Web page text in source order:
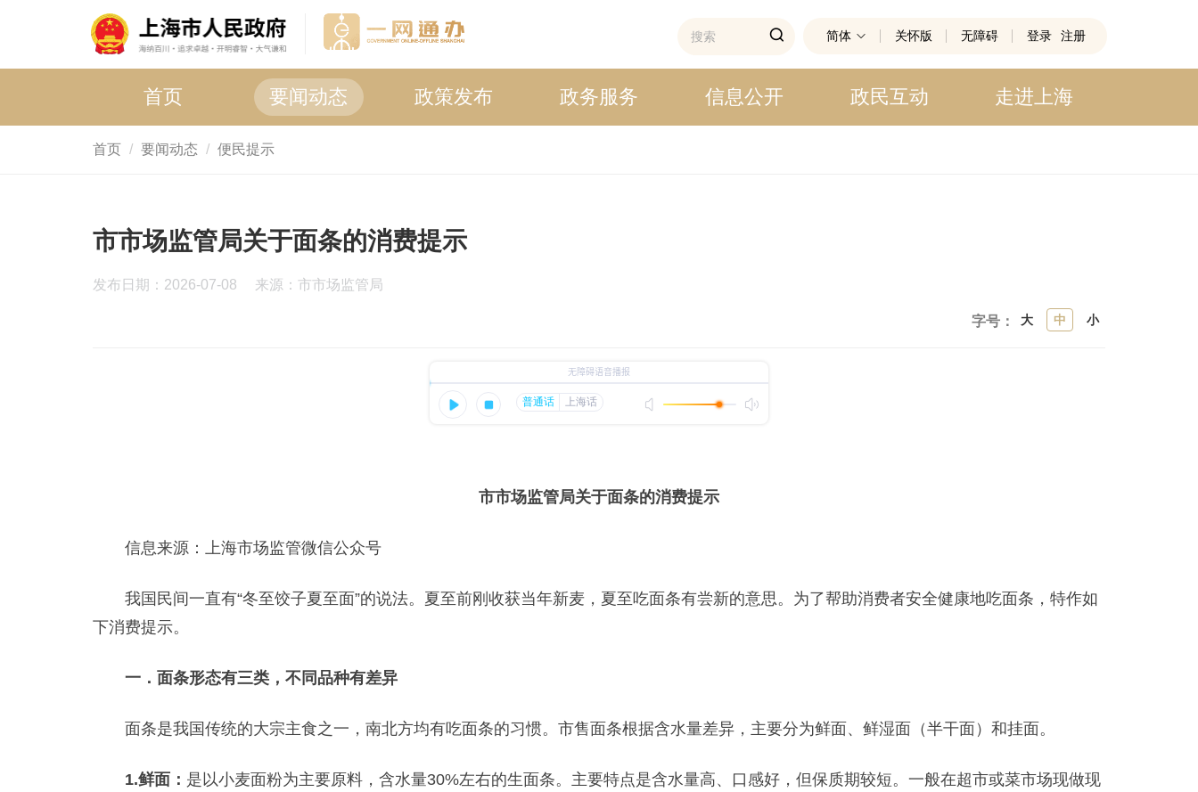
简体 关怀版 无障碍 登录 注册
首页 要闻动态 政策发布 政务服务 信息公开 政民互动 走进上海
首页 要闻动态 便民提示
市市场监管局关于面条的消费提示
发布日期：2026-07-08 来源：市市场监管局
字号： 大 中 小
市市场监管局关于面条的消费提示
信息来源：上海市场监管微信公众号
我国民间一直有“冬至饺子夏至面”的说法。夏至前刚收获当年新麦，夏至吃面条有尝新的意思。为了帮助消费者安全健康地吃面条，特作如
下消费提示。
一．面条形态有三类，不同品种有差异
面条是我国传统的大宗主食之一，南北方均有吃面条的习惯。市售面条根据含水量差异，主要分为鲜面、鲜湿面（半干面）和挂面。
1.鲜面： 是以小麦面粉为主要原料，含水量30%左右的生面条。主要特点是含水量高、口感好，但保质期较短。一般在超市或菜市场现做现